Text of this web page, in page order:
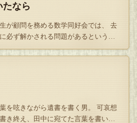
たなら
が顧問を務める数学同好会では、 去
必ず解かされる問題があるという。
を呟きながら遺書を書く男。 可哀想
き終え、田中に宛てた言葉を書いて